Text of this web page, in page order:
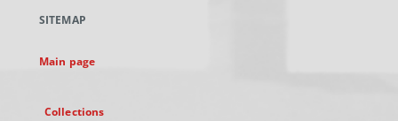
new
SITEMAP
Main page
Collections